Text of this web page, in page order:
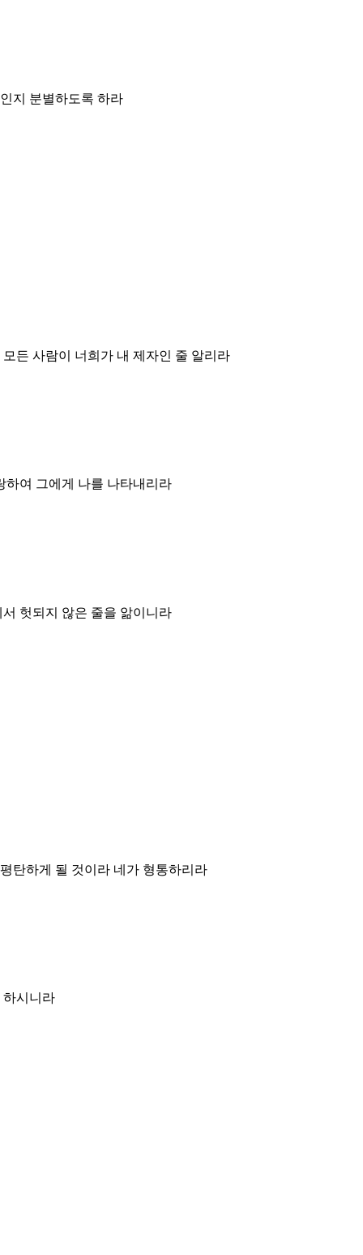
지 분별하도록 하라
든 사람이 너희가 내 제자인 줄 알리라
하여 그에게 나를 나타내리라
헛되지 않은 줄을 앎이니라
탄하게 될 것이라 네가 형통하리라
하시니라